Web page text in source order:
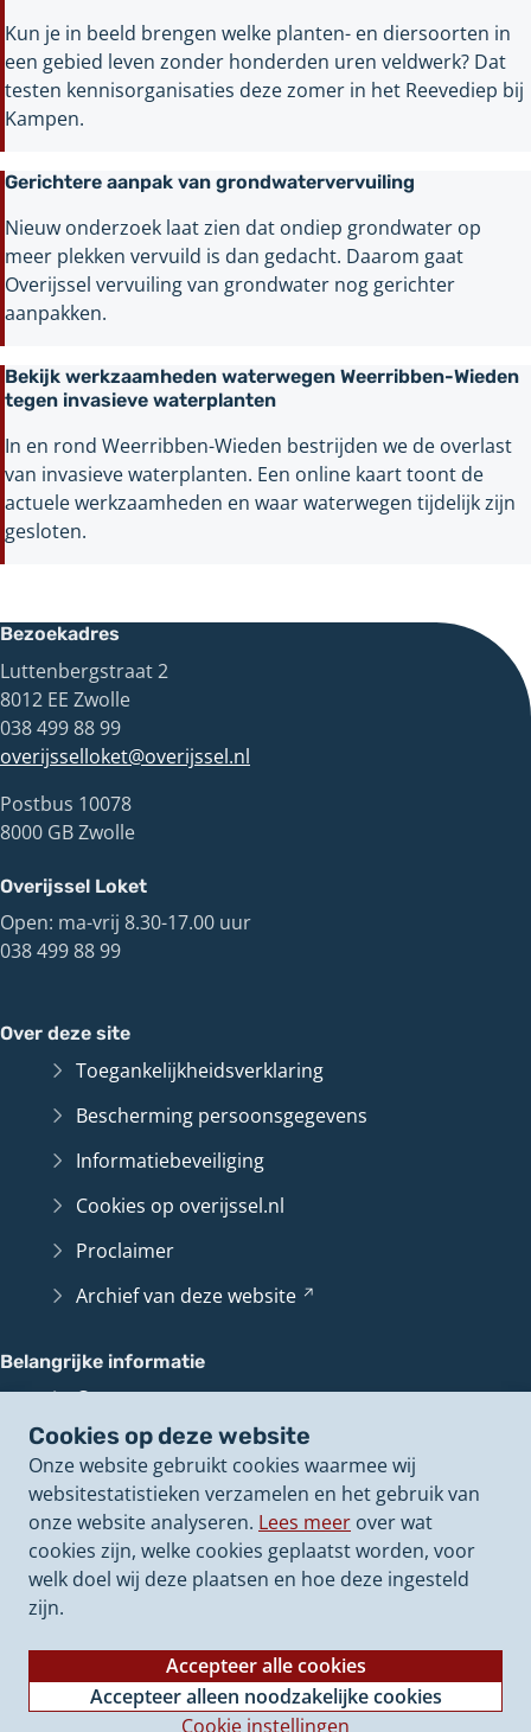
Cookies op deze website
Onze website gebruikt cookies waarmee wij
websitestatistieken verzamelen en het gebruik van
onze website analyseren. Lees meer over wat
cookies zijn, welke cookies geplaatst worden, voor
welk doel wij deze plaatsen en hoe deze ingesteld
zijn.
Accepteer alle cookies
Accepteer alleen noodzakelijke cookies
Cookie instellingen
Kun je in beeld brengen welke planten- en diersoorten in
een gebied leven zonder honderden uren veldwerk? Dat
testen kennisorganisaties deze zomer in het Reevediep bij
Kampen.
Gerichtere aanpak van grondwatervervuiling
Nieuw onderzoek laat zien dat ondiep grondwater op
meer plekken vervuild is dan gedacht. Daarom gaat
Overijssel vervuiling van grondwater nog gerichter
aanpakken.
Bekijk werkzaamheden waterwegen Weerribben-Wieden
tegen invasieve waterplanten
In en rond Weerribben-Wieden bestrijden we de overlast
van invasieve waterplanten. Een online kaart toont de
actuele werkzaamheden en waar waterwegen tijdelijk zijn
gesloten.
Bezoekadres
Luttenbergstraat 2
8012 EE Zwolle
038 499 88 99
overijsselloket@overijssel.nl
Postbus 10078
8000 GB Zwolle
Overijssel Loket
Open: ma-vrij 8.30-17.00 uur
038 499 88 99
Over deze site
Toegankelijkheidsverklaring
Bescherming persoonsgegevens
Informatiebeveiliging
Cookies op overijssel.nl
Proclaimer
Archief van dezewebsite
Belangrijke informatie
Contact en route
OverijsselLoket
(Verwijst
naar
een
andere
website)
Perswoordvoerders
Onze politiekebesluiten
(Verwijst
naar
een
website)
Onzevacatures
(Verwijst
andere
website)